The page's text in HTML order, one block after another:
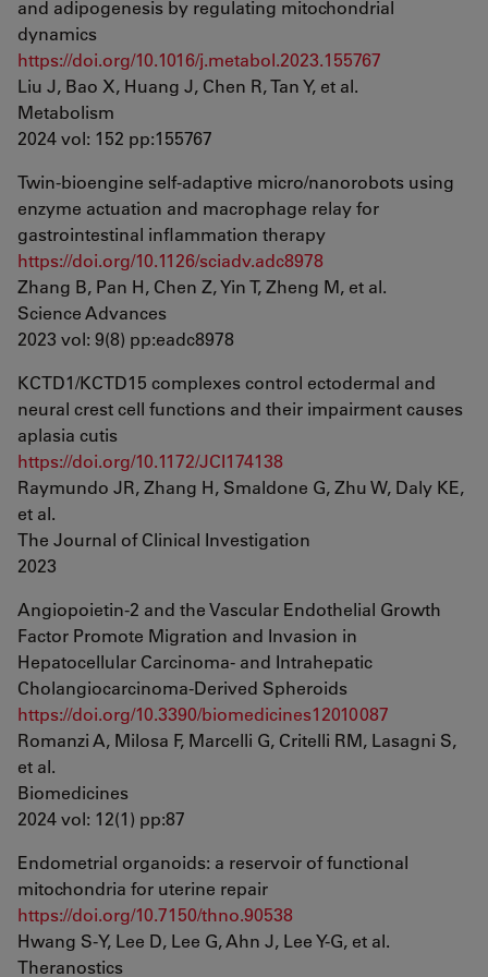
and adipogenesis by regulating mitochondrial
dynamics
https://doi.org/10.1016/j.metabol.2023.155767
Liu J, Bao X, Huang J, Chen R, Tan Y, et al.
Metabolism
2024 vol: 152 pp:155767
Twin-bioengine self-adaptive micro/nanorobots using
enzyme actuation and macrophage relay for
gastrointestinal inflammation therapy
https://doi.org/10.1126/sciadv.adc8978
Zhang B, Pan H, Chen Z, Yin T, Zheng M, et al.
Science Advances
2023 vol: 9(8) pp:eadc8978
KCTD1/KCTD15 complexes control ectodermal and
neural crest cell functions and their impairment causes
aplasia cutis
https://doi.org/10.1172/JCI174138
Raymundo JR, Zhang H, Smaldone G, Zhu W, Daly KE,
et al.
The Journal of Clinical Investigation
2023
Angiopoietin-2 and the Vascular Endothelial Growth
Factor Promote Migration and Invasion in
Hepatocellular Carcinoma- and Intrahepatic
Cholangiocarcinoma-Derived Spheroids
https://doi.org/10.3390/biomedicines12010087
Romanzi A, Milosa F, Marcelli G, Critelli RM, Lasagni S,
et al.
Biomedicines
2024 vol: 12(1) pp:87
Endometrial organoids: a reservoir of functional
mitochondria for uterine repair
https://doi.org/10.7150/thno.90538
Hwang S-Y, Lee D, Lee G, Ahn J, Lee Y-G, et al.
Theranostics